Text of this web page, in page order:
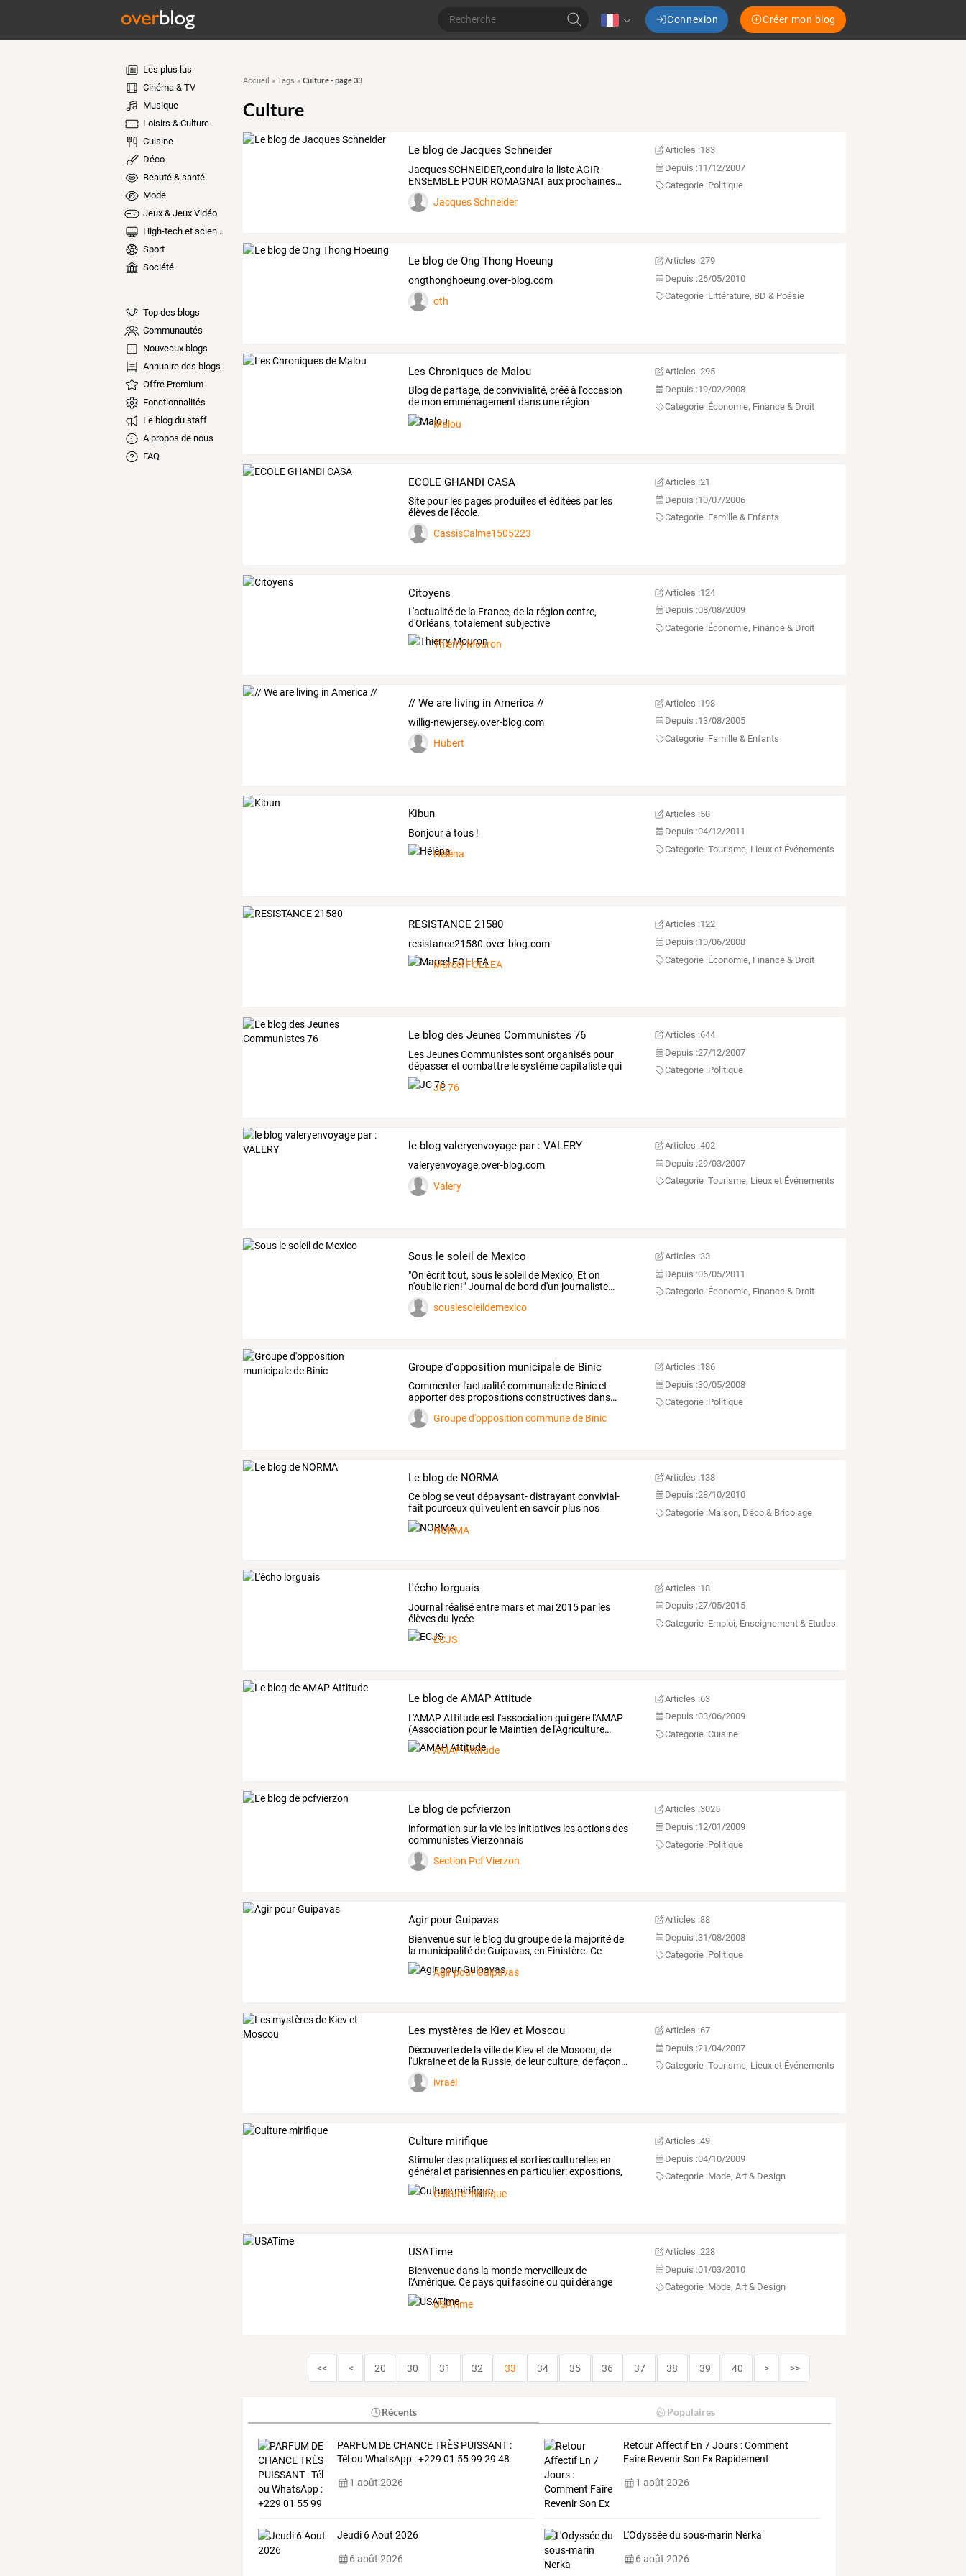
Connexion Créer mon blog
Les plus lus
Cinéma & TV
Musique
Loisirs & Culture
Cuisine
Déco
Beauté & santé
Mode
Jeux & Jeux Vidéo
High-tech et sciences
Sport
Société
Top des blogs
Communautés
Nouveaux blogs
Annuaire des blogs
Offre Premium
Fonctionnalités
Le blog du staff
A propos de nous
FAQ
Accueil » Tags » Culture - page 33
Culture
Le blog de Jacques Schneider
JacquesSCHNEIDER,conduira la listeAGIR
ENSEMBLE POUR ROMAGNATaux prochaines…
Jacques Schneider
Articles :183
Depuis :11/12/2007
Categorie :Politique
Le blog de Ong Thong Hoeung
ongthonghoeung.over-blog.com
oth
Articles :279
Depuis :26/05/2010
Categorie :Littérature, BD & Poésie
Les Chroniques de Malou
Blog de partage,deconvivialité,crééà l'occasion
de mon emménagement dans une région
magnifique
Malou
Articles :295
Depuis :19/02/2008
Categorie :Économie, Finance & Droit
ECOLE GHANDI CASA
Site pour les pages produites et éditées par les
élèves de l'école.
CassisCalme1505223
Articles :21
Depuis :10/07/2006
Categorie :Famille & Enfants
Citoyens
L'actualité de la France, de la région centre,
d'Orléans, totalement subjective
Thierry Mouron
Articles :124
Depuis :08/08/2009
Categorie :Économie, Finance & Droit
// We are living in America //
willig-newjersey.over-blog.com
Hubert
Articles :198
Depuis :13/08/2005
Categorie :Famille & Enfants
Kibun
Bonjour à tous !
Héléna
Articles :58
Depuis :04/12/2011
Categorie :Tourisme, Lieux et Événements
RESISTANCE 21580
resistance21580.over-blog.com
Marcel FOLLEA
Articles :122
Depuis :10/06/2008
Categorie :Économie, Finance & Droit
Le blog des Jeunes Communistes 76
LesJeunesCommunistessont organisés pour
dépasseret combattre lesystèmecapitalistequi
engendre
JC 76
Articles :644
Depuis :27/12/2007
Categorie :Politique
le blog valeryenvoyage par : VALERY
valeryenvoyage.over-blog.com
Valery
Articles :402
Depuis :29/03/2007
Categorie :Tourisme, Lieux et Événements
Sous le soleil de Mexico
"On écrit tout,sous lesoleil de Mexico, Et on
n'oublie rien!"Journal de bord d'un journaliste…
souslesoleildemexico
Articles :33
Depuis :06/05/2011
Categorie :Économie, Finance & Droit
Groupe d'opposition municipale de Binic
Commenter l'actualitécommunalede Binicet
apporterdes propositionsconstructivesdans…
Groupe d'opposition commune de Binic
Articles :186
Depuis :30/05/2008
Categorie :Politique
Le blog de NORMA
Ce blog seveut dépaysant-distrayant convivial-
fait pourceuxquiveulent en savoir plus nos
voisins
NORMA
Articles :138
Depuis :28/10/2010
Categorie :Maison, Déco & Bricolage
L'écho lorguais
Journal réalisé entre mars et mai 2015 par les
élèves du lycée
ECJS
Articles :18
Depuis :27/05/2015
Categorie :Emploi, Enseignement & Etudes
Le blog de AMAP Attitude
L'AMAPAttitudeest l'association quigère l'AMAP
(Association pour le Maintien de l'Agriculture…
AMAP Attitude
Articles :63
Depuis :03/06/2009
Categorie :Cuisine
Le blog de pcfvierzon
information sur la vie les initiatives les actions des
communistes Vierzonnais
Section Pcf Vierzon
Articles :3025
Depuis :12/01/2009
Categorie :Politique
Agir pour Guipavas
Bienvenuesur le blog du groupede la majoritéde
la municipalitédeGuipavas, en Finistère. Ce
blog
Agir pour Guipavas
Articles :88
Depuis :31/08/2008
Categorie :Politique
Les mystères de Kiev et Moscou
Découvertede la villede Kievet de Mosocu, de
l'Ukraineet de la Russie, de leurculture, defaçon…
ivrael
Articles :67
Depuis :21/04/2007
Categorie :Tourisme, Lieux et Événements
Culture mirifique
Stimulerdes pratiqueset sortiesculturellesen
général et parisiennesen particulier:expositions,
danse,
Culture mirifique
Articles :49
Depuis :04/10/2009
Categorie :Mode, Art & Design
USATime
Bienvenuedans la monde merveilleuxde
l'Amérique. Ce paysquifascineou quidérange
tant,
USATime
Articles :228
Depuis :01/03/2010
Categorie :Mode, Art & Design
<< < 20 30 31 32 33 34 35 36 37 38 39 40 > >>
Récents Populaires
PARFUM DE CHANCE TRÈS PUISSANT :
Tél ou WhatsApp : +229 01 55 99 29 48
1 août 2026
Retour Affectif En 7 Jours : Comment
Faire Revenir Son Ex Rapidement
1 août 2026
Jeudi 6 Aout 2026
6 août 2026
L'Odyssée du sous-marin Nerka
6 août 2026